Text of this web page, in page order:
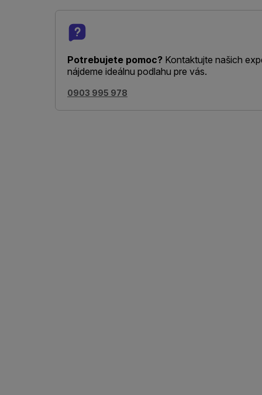
Potrebujete pomoc? Kontaktujte našich
nájdeme ideálnu podlahu pre vás.
0903 995 978